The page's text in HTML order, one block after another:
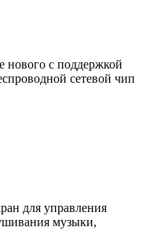
нового с поддержкой
сетевой чип
для управления
музыки,